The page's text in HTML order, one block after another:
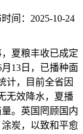
间： 2025-10-24
夏粮丰收已成定
13日，已播种面
计，目前全省因
无效降水，夏播
。英国罔顾国内
炭，以致和平愈